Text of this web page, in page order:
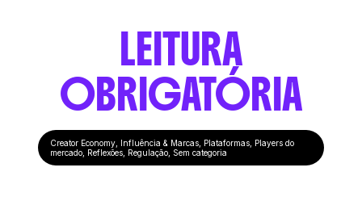
LEITURA
OBRIGATÓRIA
Creator Economy Influência & Marcas Plataformas Players do
mercado Reflexões Regulação Sem categoria